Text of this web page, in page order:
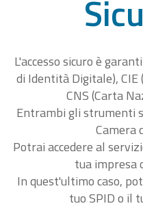
L'accesso sicuro è
di Identità Digitale),
CNS (Carta
Entrambi gli strumenti
Camera
Potrai accedere al
tua impresa
In quest'ultimo caso,
tuo SPID o il